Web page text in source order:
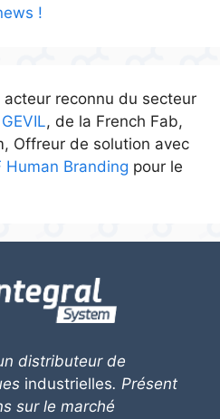
!
reconnu du secteur
GEVIL, de la French Fab,
Offreur de solution avec
Human Branding pour le
distributeur de
industrielles. Présent
sur le marché